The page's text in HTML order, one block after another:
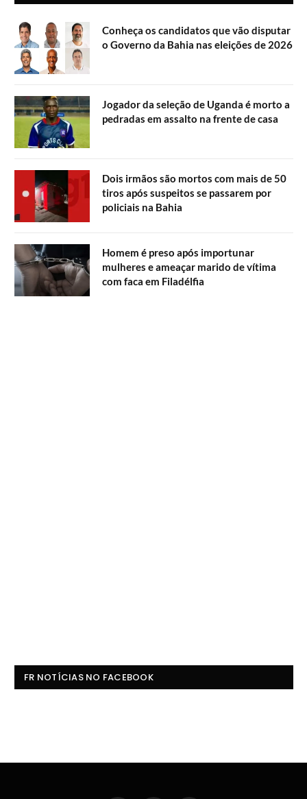
Conheça os candidatos que vão disputar
o Governo da Bahia nas eleições de 2026
Jogador da seleção de Uganda é morto a
pedradas em assalto na frente de casa
Dois irmãos são mortos com mais de 50
tiros após suspeitos se passarem por
policiais na Bahia
Homem é preso após importunar
mulheres e ameaçar marido de vítima
com faca em Filadélfia
FR NOTÍCIAS NO FACEBOOK